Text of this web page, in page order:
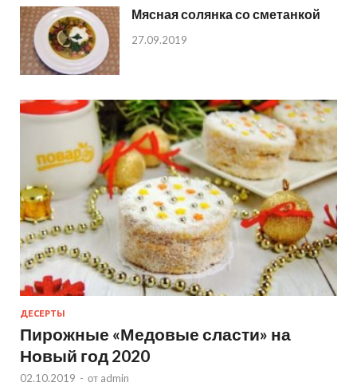
Мясная солянка со сметанкой
27.09.2019
ДЕСЕРТЫ
Пирожные «Медовые сласти» на
Новый год 2020
02.10.2019 - от admin